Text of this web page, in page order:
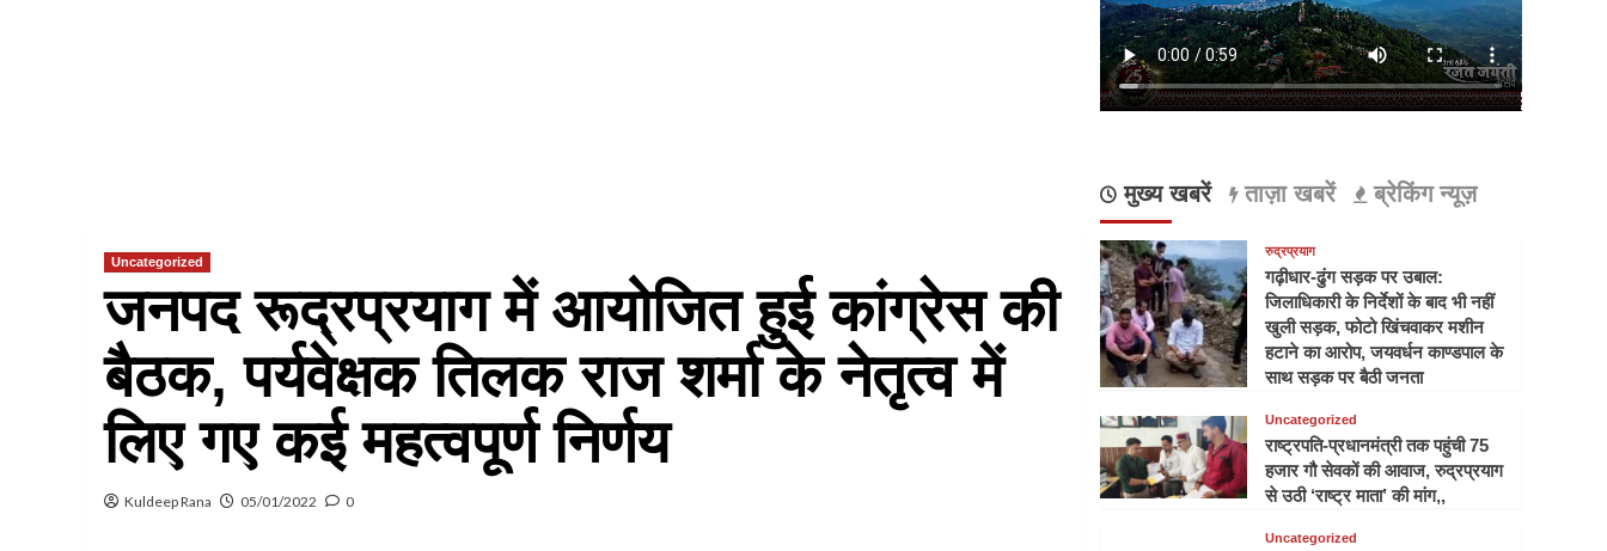
Uncategorized
जनपद रूद्रप्रयाग में आयोजित हुई कांग्रेस की
बैठक, पर्यवेक्षक तिलक राज शर्मा के नेतृत्व में
लिए गए कई महत्वपूर्ण निर्णय
Kuldeep Rana 05/01/2022 0
मुख्य खबरें ताज़ा खबरें ब्रेकिंग न्यूज़
रुद्रप्रयाग
गढ़ीधार-ढुंग सड़क पर उबाल:
जिलाधिकारी के निर्देशों के बाद भी नहीं
खुली सड़क, फोटो खिंचवाकर मशीन
हटाने का आरोप, जयवर्धन काण्डपाल के
साथ सड़क पर बैठी जनता
Uncategorized
राष्ट्रपति-प्रधानमंत्री तक पहुंची 75
हजार गौ सेवकों की आवाज, रुद्रप्रयाग
से उठी ‘राष्ट्र माता’ की मांग,,
Uncategorized